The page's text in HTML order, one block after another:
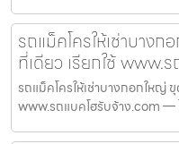
รถแม็คโครให้เช่าบาง
ที่เดียว เรียกใช้ www.
รถแม็คโครให้เช่าบางกอกใหญ่
www.รถแบคโฮรับจ้าง.com —